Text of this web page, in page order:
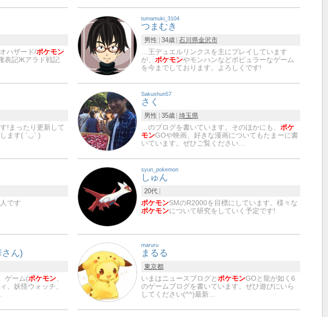
ハザード/ポケモン
表記Жアラド戦記
tumamuki_3104
つまむき
男性 34歳 石川県金沢市
…王デュエルリンクスを主にプレイしています
が、ポケモンやモンハンなどポピュラーなゲーム
を今までしております。よろしくです!
!まったり更新して
ます( ´◡` )
Sakushun57
さく
男性 35歳 埼玉県
…のブログを書いています。そのほかにも、ポケ
モンGOや映画、好きな漫画についてもたまーに書
いています。ぜひご覧ください…
です
syun_pokemon
しゅん
20代
ポケモンSMのR2000を目標にしています。様々な
ポケモンについて研究をしていく予定です!
ん)
ゲーム(ポケモン、
、妖怪ウォッチ、
maruru
まるる
東京都
いまはニュースブログとポケモンGOと龍が如く6
のゲームブログを書いています。ぜひ遊びにいら
してください(^^)最新…